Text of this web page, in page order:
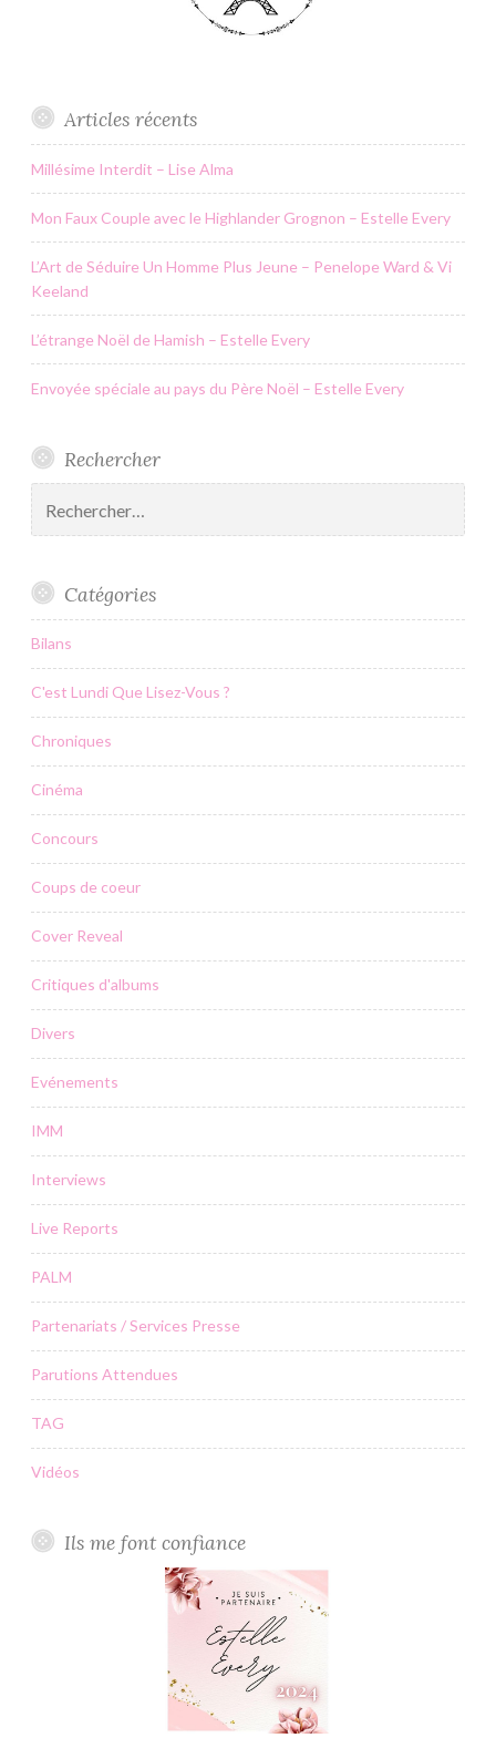
Articles récents
Millésime Interdit – Lise Alma
Mon Faux Couple avec le Highlander Grognon – Estelle Every
L’Art de Séduire Un Homme Plus Jeune – Penelope Ward & Vi
Keeland
L’étrange Noël de Hamish – Estelle Every
Envoyée spéciale au pays du Père Noël – Estelle Every
Rechercher
Catégories
Bilans
C'est Lundi Que Lisez-Vous ?
Chroniques
Cinéma
Concours
Coups de coeur
Cover Reveal
Critiques d'albums
Divers
Evénements
IMM
Interviews
Live Reports
PALM
Partenariats / Services Presse
Parutions Attendues
TAG
Vidéos
Ils me font confiance